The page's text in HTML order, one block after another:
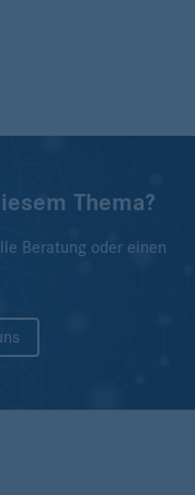
Thema?
Beratung oder einen